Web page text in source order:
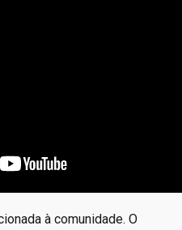
à comunidade. O